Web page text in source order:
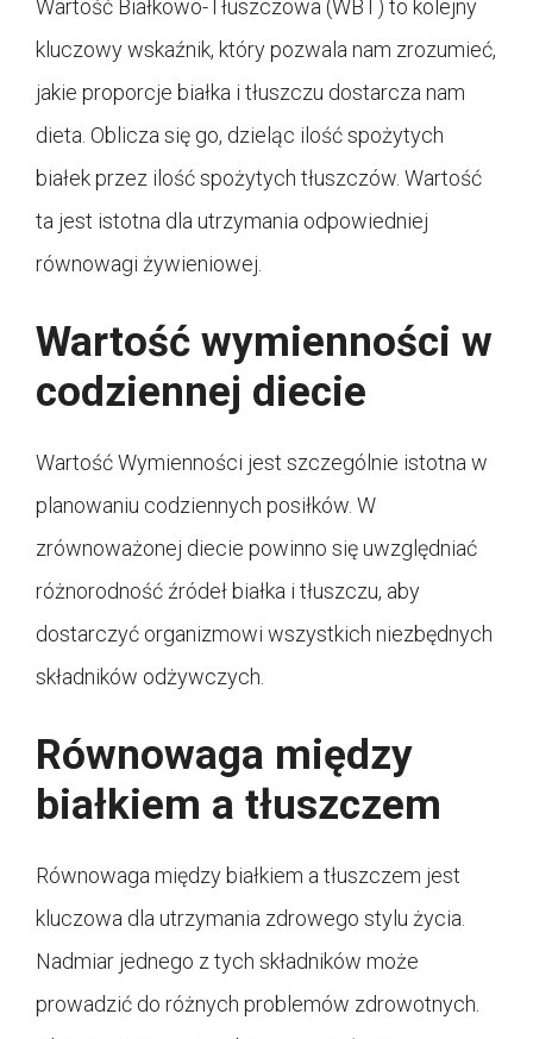
Wartość Białkowo-Tłuszczowa (WBT) to kolejny
kluczowy wskaźnik, który pozwala nam zrozumieć,
jakie proporcje białka i tłuszczu dostarcza nam
dieta. Oblicza się go, dzieląc ilość spożytych
białek przez ilość spożytych tłuszczów. Wartość
ta jest istotna dla utrzymania odpowiedniej
równowagi żywieniowej.
Wartość wymienności w
codziennej diecie
Wartość Wymienności jest szczególnie istotna w
planowaniu codziennych posiłków. W
zrównoważonej diecie powinno się uwzględniać
różnorodność źródeł białka i tłuszczu, aby
dostarczyć organizmowi wszystkich niezbędnych
składników odżywczych.
Równowaga między
białkiem a tłuszczem
Równowaga między białkiem a tłuszczem jest
kluczowa dla utrzymania zdrowego stylu życia.
Nadmiar jednego z tych składników może
prowadzić do różnych problemów zdrowotnych.